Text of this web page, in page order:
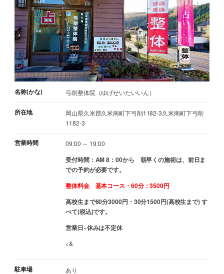
名称(かな) 弓削整体院（ゆげせいたいいん）
所在地
岡山県久米郡久米南町下弓削1182-3久米南町下弓削
1182-3
営業時間 09:00 ～ 19:00
受付時間：AM 8：00から 朝早くの施術は、前日ま
での予約が必要です。
整体料金 基本コース・60分：3500円
高校生まで60分3000円・30分1500円(高校生まで) す
べて(税込)です。
営業日~休みは不定休
<&
駐車場 あり